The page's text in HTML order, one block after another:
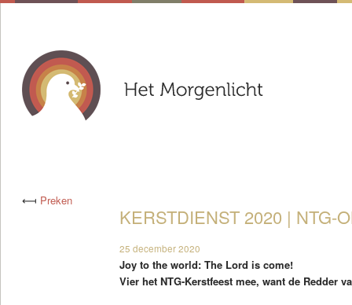
⟻ Preken
KERSTDIENST 2020 | NTG-
25 december 2020
Joy to the world: The Lord is come!
Vier het NTG-Kerstfeest mee, want de Redder